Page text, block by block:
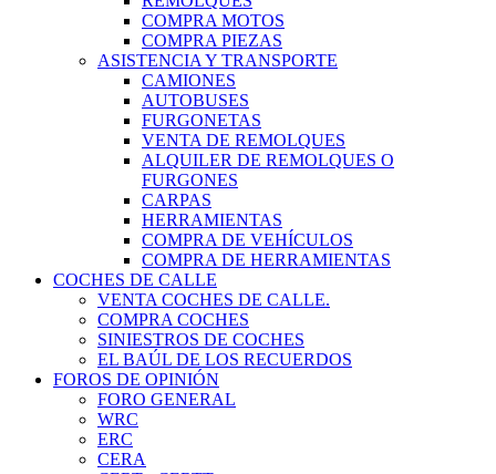
COMPRA MOTOS
COMPRA PIEZAS
ASISTENCIA Y TRANSPORTE
CAMIONES
AUTOBUSES
FURGONETAS
VENTA DE REMOLQUES
ALQUILER DE REMOLQUES O
FURGONES
CARPAS
HERRAMIENTAS
COMPRA DE VEHÍCULOS
COMPRA DE HERRAMIENTAS
COCHES DE CALLE
VENTA COCHES DE CALLE.
COMPRA COCHES
SINIESTROS DE COCHES
EL BAÚL DE LOS RECUERDOS
FOROS DE OPINIÓN
FORO GENERAL
WRC
ERC
CERA